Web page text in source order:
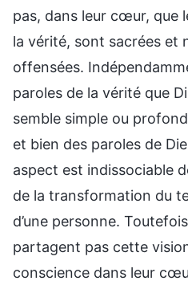
pas, dans leur cœur, que
la vérité, sont sacrées et
offensées.
paroles de la vérité que
semble simple ou
et bien des paroles de
aspect est indissociable
de la transformation du
d’une personne.
partagent pas cette
conscience dans leur